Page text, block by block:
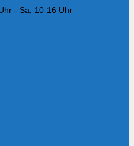
- Sa, 10-16 Uhr